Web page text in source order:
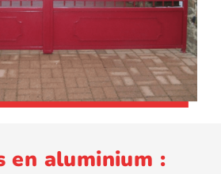
en aluminium :